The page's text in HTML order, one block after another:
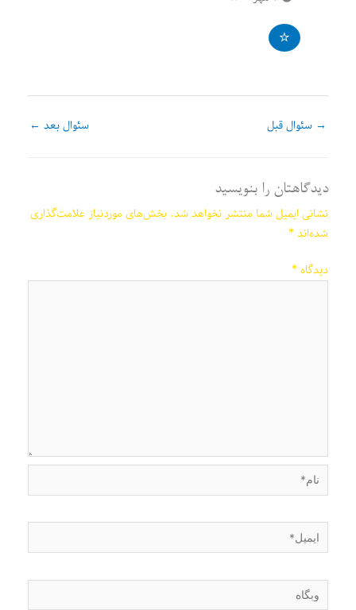
→ سئوال قبل سئوال بعد ←
دیدگاهتان را بنویسید
نشانی ایمیل شما منتشر نخواهد شد. بخش‌های موردنیاز علامت‌گذاری
شده‌اند*
دیدگاه*
نام*
ایمیل*
وبگاه